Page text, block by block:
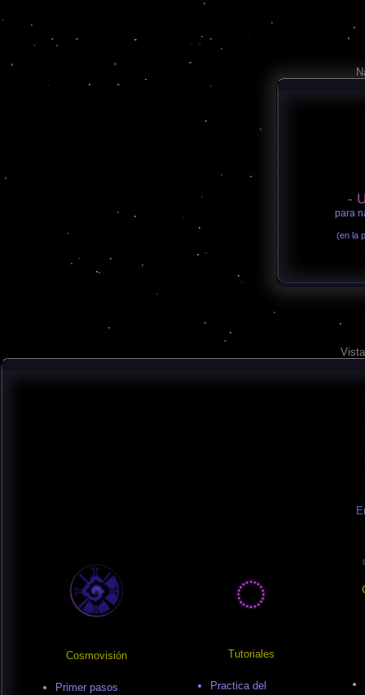
-
para
(en la
Cosmovisión
Primer pasos
Tutoriales
Practica del